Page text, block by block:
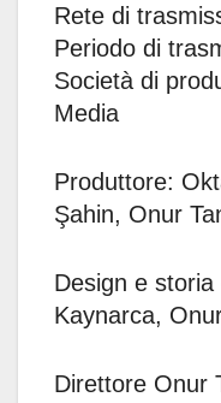
Rete di
Periodo di
Società di
Media
Produttore:
Şahin, Onur
Design e
Kaynarca,
Direttore Onur